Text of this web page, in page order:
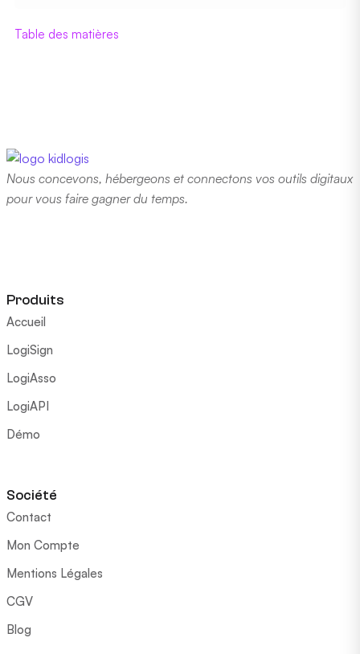
Table des matières
Nous concevons, hébergeons et connectons vos outils digitaux
pour vous faire gagner du temps.
Produits
Accueil
LogiSign
LogiAsso
LogiAPI
Démo
Société
Contact
Mon Compte
Mentions Légales
CGV
Blog